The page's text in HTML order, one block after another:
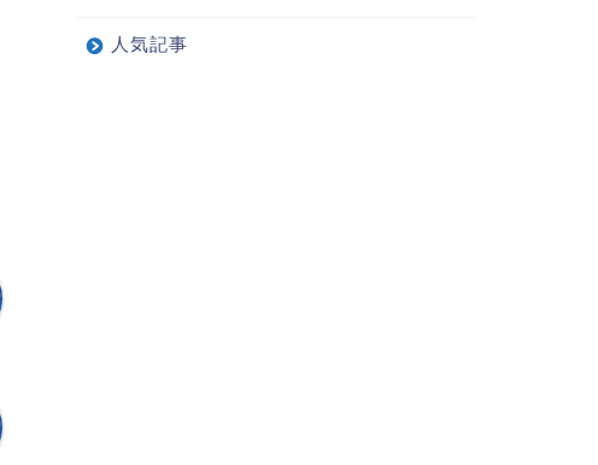
人気記事